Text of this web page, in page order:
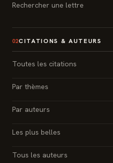
Rechercher une lettre
02CITATIONS & AUTEURS
Toutes les citations
Par thèmes
Par auteurs
Les plus belles
Tous les auteurs